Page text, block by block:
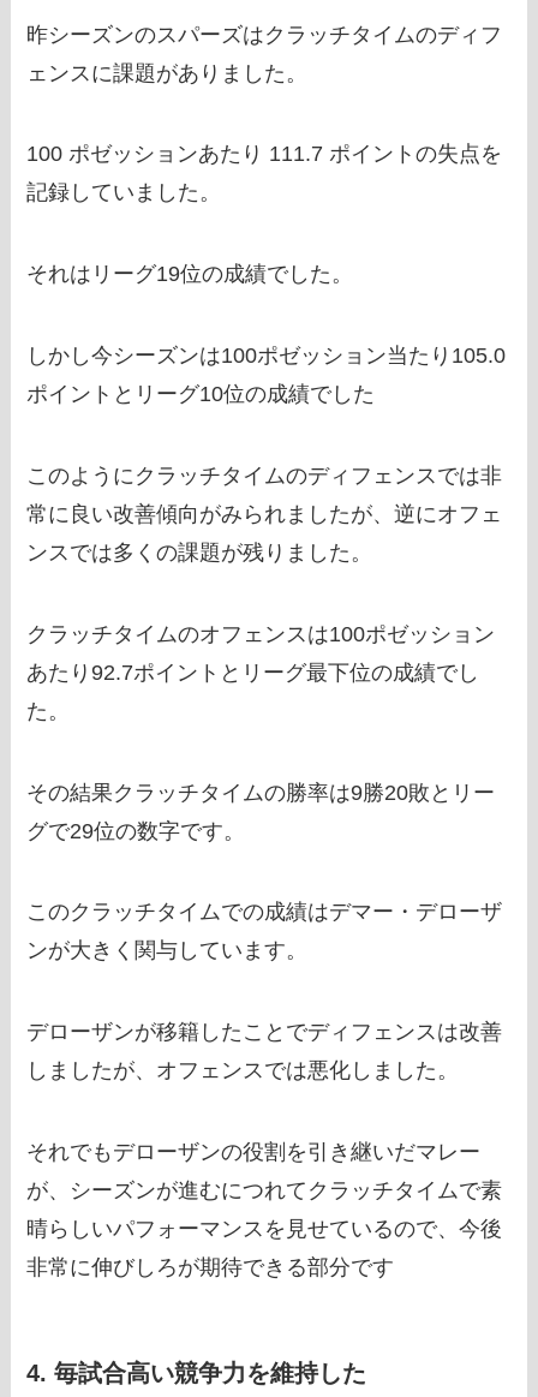
昨シーズンのスパーズはクラッチタイムのディフ
ェンスに課題がありました。
100 ポゼッションあたり 111.7 ポイントの失点を
記録していました。
それはリーグ19位の成績でした。
しかし今シーズンは100ポゼッション当たり105.0
ポイントとリーグ10位の成績でした
このようにクラッチタイムのディフェンスでは非
常に良い改善傾向がみられましたが、逆にオフェ
ンスでは多くの課題が残りました。
クラッチタイムのオフェンスは100ポゼッション
あたり92.7ポイントとリーグ最下位の成績でし
た。
その結果クラッチタイムの勝率は9勝20敗とリー
グで29位の数字です。
このクラッチタイムでの成績はデマー・デローザ
ンが大きく関与しています。
デローザンが移籍したことでディフェンスは改善
しましたが、オフェンスでは悪化しました。
それでもデローザンの役割を引き継いだマレー
が、シーズンが進むにつれてクラッチタイムで素
晴らしいパフォーマンスを見せているので、今後
非常に伸びしろが期待できる部分です
4. 毎試合高い競争力を維持した